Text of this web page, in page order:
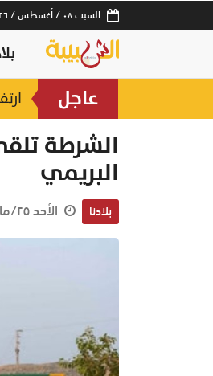
السبت ٠٨ / أغسطس / ٢٠٢٦
عاجل
الشرطة
البريمي
بلادنا الأحد ٢٥/مارس/٢٠١٨ ١٧:١١ م